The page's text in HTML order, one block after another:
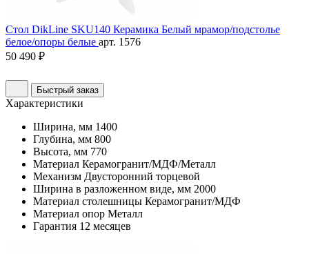
Стол DikLine SKU140 Керамика Белый мрамор/подстолье
белое/опоры белые арт. 1576
50 490 ₽
Быстрый заказ
Характеристики
Ширина, мм 1400
Глубина, мм 800
Высота, мм 770
Материал Керамогранит/МДФ/Металл
Механизм Двусторонний торцевой
Ширина в разложенном виде, мм 2000
Материал столешницы Керамогранит/МДФ
Материал опор Металл
Гарантия 12 месяцев